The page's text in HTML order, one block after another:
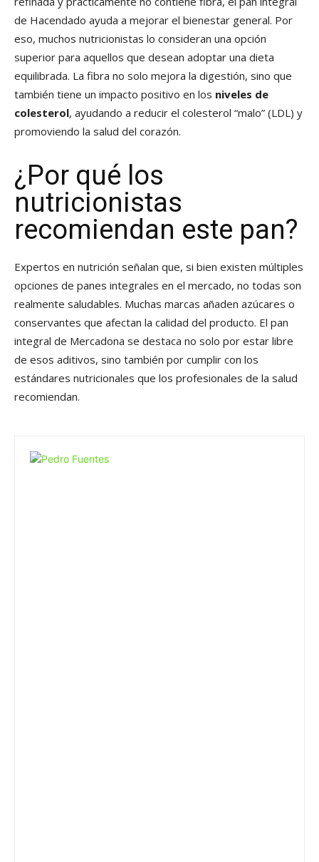
de Hacendado ayuda a mejorar el bienestar general. Por
eso, muchos nutricionistas lo consideran una opción
superior para aquellos que desean adoptar una dieta
equilibrada. La fibra no solo mejora la digestión, sino que
también tiene un impacto positivo en los niveles de
colesterol, ayudando a reducir el colesterol “malo” (LDL) y
promoviendo la salud del corazón.
¿Por qué los
nutricionistas
recomiendan este pan?
Expertos en nutrición señalan que, si bien existen múltiples
opciones de panes integrales en el mercado, no todas son
realmente saludables. Muchas marcas añaden azúcares o
conservantes que afectan la calidad del producto. El pan
integral de Mercadona se destaca no solo por estar libre
de esos aditivos, sino también por cumplir con los
estándares nutricionales que los profesionales de la salud
recomiendan.